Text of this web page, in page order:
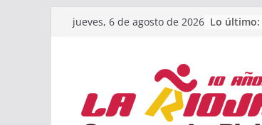
Saltarjueves, 6 de agosto de 2026 Lo último: